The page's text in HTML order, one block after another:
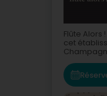
Flûte
cet